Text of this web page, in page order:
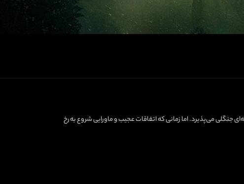
جنگلی می‌پذیرد. اما زمانی که اتفاقات عجیب و ماورایی شروع به رخ